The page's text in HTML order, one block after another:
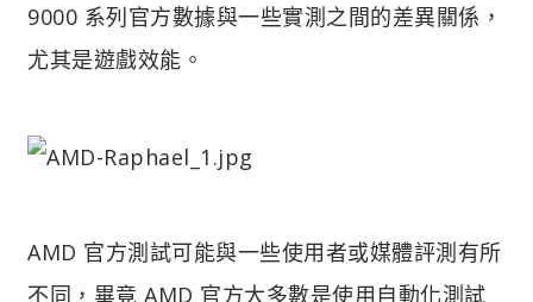
9000 系列官方數據與一些實測之間的差異關係，
尤其是遊戲效能。
AMD 官方測試可能與一些使用者或媒體評測有所
不同，畢竟 AMD 官方大多數是使用自動化測試